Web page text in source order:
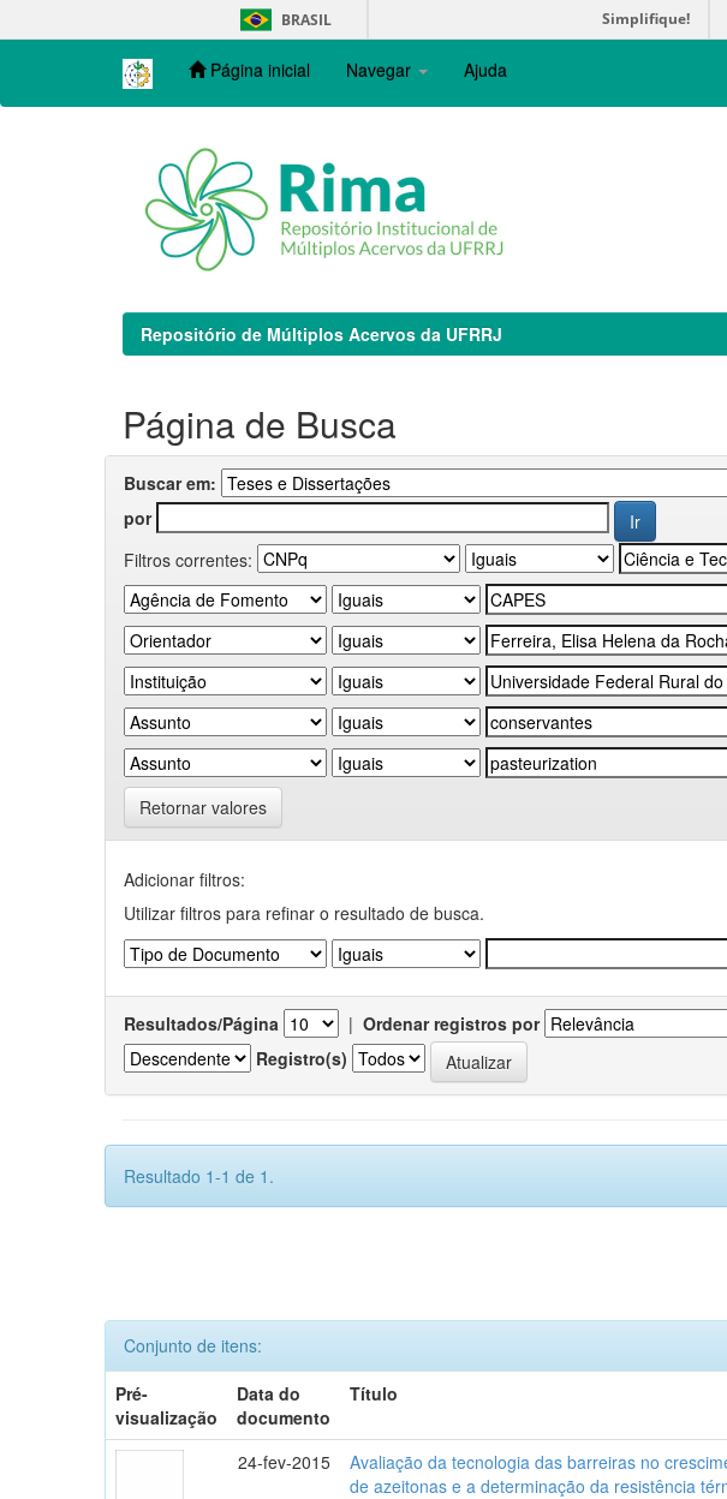
navigation
BRASIL Simplifique!
Página inicial Navegar Ajuda
Repositório de Múltiplos Acervos da UFRRJ
Página de Busca
Buscar em:
por
Filtros correntes:
Retornar valores
Adicionar filtros:
Utilizar filtros para refinar o resultado de busca.
Resultados/Página | Ordenar registros por
Registro(s)
Resultado 1-1 de 1.
Conjunto de itens:
Pré-
visualização
Data do
documento
Título
24-fev-2015
Avaliação da tecnologia das barreiras no
de azeitonas e a determinação da resistência